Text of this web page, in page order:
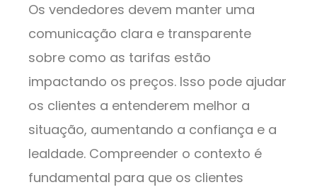
Os vendedores devem manter uma
comunicação clara e transparente
sobre como as tarifas estão
impactando os preços. Isso pode ajudar
os clientes a entenderem melhor a
situação, aumentando a confiança e a
lealdade. Compreender o contexto é
fundamental para que os clientes